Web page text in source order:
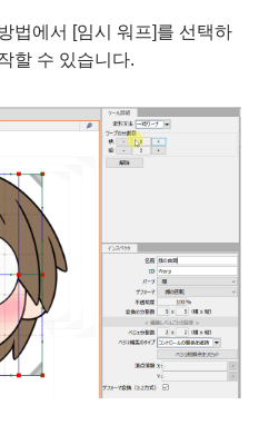
법에서 [임시 워프]를 선택하
할 수 있습니다.